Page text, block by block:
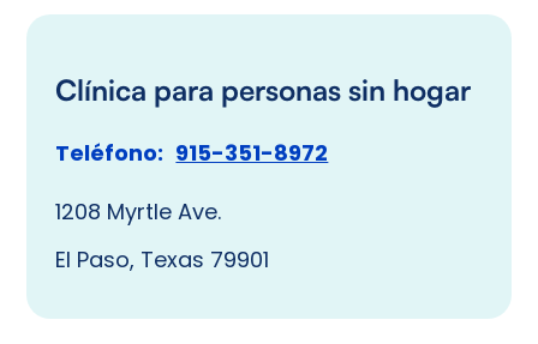
Clínica para personas sin hogar
Teléfono: 915-351-8972
1208 Myrtle Ave.
El Paso, Texas 79901